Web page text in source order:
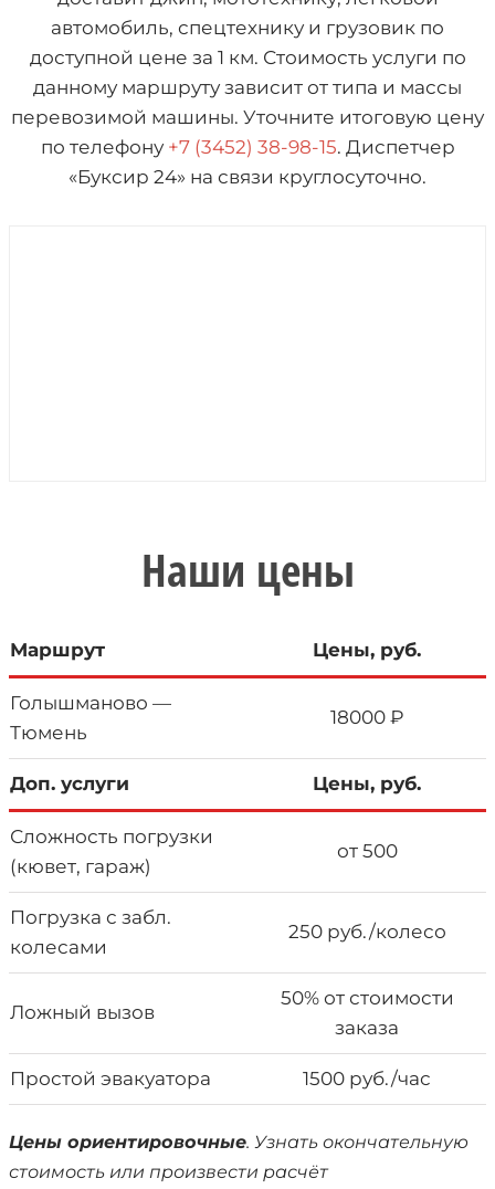
автомобиль, спецтехнику и грузовик по
доступной цене за 1 км. Стоимость услуги по
данному маршруту зависит от типа и массы
перевозимой машины. Уточните итоговую цену
по телефону +7 (3452) 38-98-15. Диспетчер
«Буксир 24» на связи круглосуточно.
Наши цены
Маршрут Цены, руб.
Голышманово —
Тюмень
18000 ₽
Доп. услуги Цены, руб.
Сложность погрузки
(кювет, гараж)
от 500
Погрузка с забл.
колесами
250 руб./колесо
Ложный вызов
50% от стоимости
заказа
Простой эвакуатора 1500 руб./час
Цены ориентировочные. Узнать окончательную
стоимость или произвести расчёт